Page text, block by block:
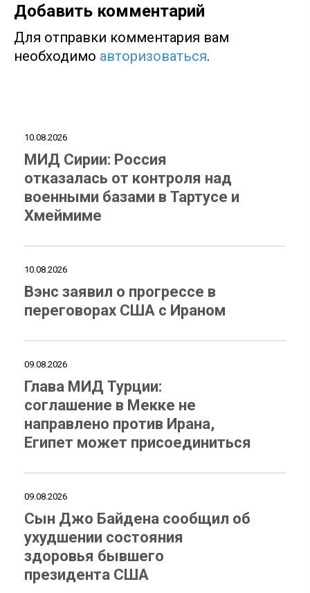
Добавить комментарий
Для отправки комментария вам
необходимо авторизоваться.
10.08.2026
МИД Сирии: Россия
отказалась от контроля над
военными базами в Тартусе и
Хмеймиме
10.08.2026
Вэнс заявил о прогрессе в
переговорах США с Ираном
09.08.2026
Глава МИД Турции:
соглашение в Мекке не
направлено против Ирана,
Египет может присоединиться
09.08.2026
Сын Джо Байдена сообщил об
ухудшении состояния
здоровья бывшего
президента США